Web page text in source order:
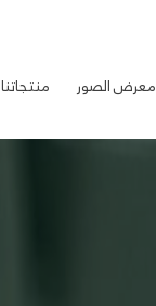
معرض الصور منتجاتنا